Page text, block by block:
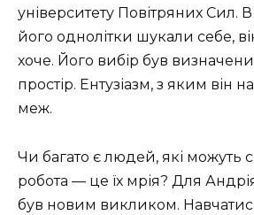
університету Повітряних Сил.
його однолітки шукали себе,
хоче. Його вибір був
простір. Ентузіазм, з яким він
меж.
Чи багато є людей, які можуть
робота — це їх мрія? Для
був новим викликом.